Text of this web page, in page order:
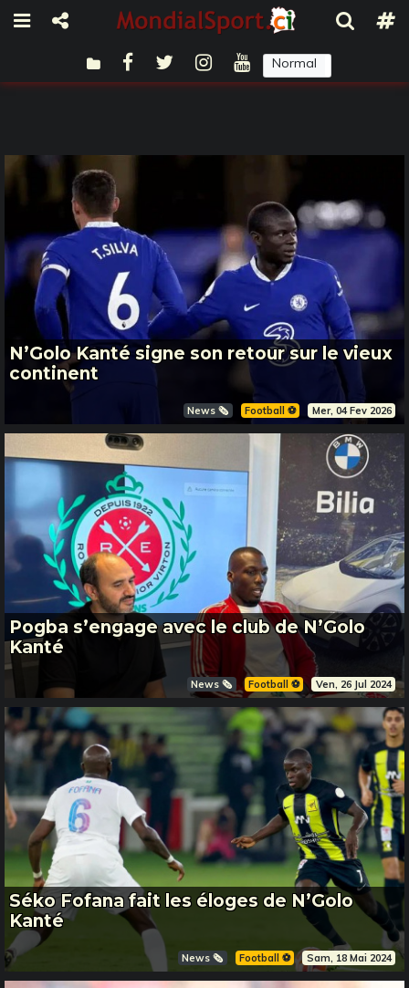
Normal
N’Golo Kanté signe son retour sur le vieux
continent
News 🗞️ Football ⚽️ Mer, 04 Fev 2026
Pogba s’engage avec le club de N’Golo
Kanté
News 🗞️ Football ⚽️ Ven, 26 Jul 2024
Séko Fofana fait les éloges de N’Golo
Kanté
News 🗞️ Football ⚽️ Sam, 18 Mai 2024